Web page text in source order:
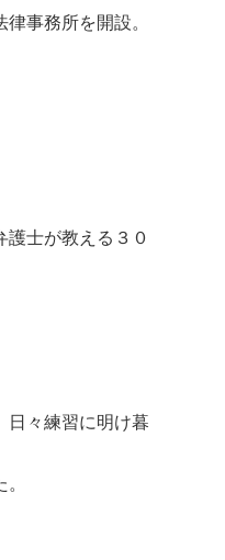
事務所を開設。
護士が教える３０
日々練習に明け暮